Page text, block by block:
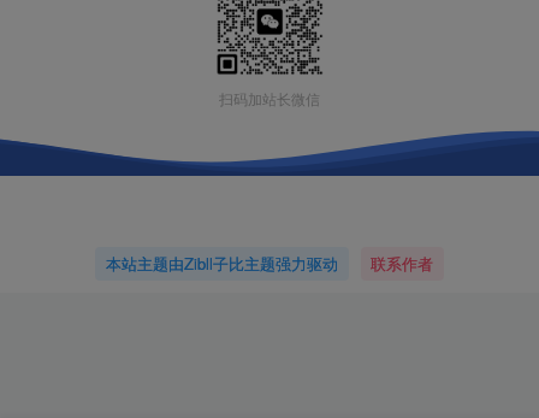
扫码加站长微信
本站主题由Zibll子比主题强力驱动 联系作者